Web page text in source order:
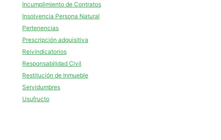
Incumplimiento de Contratos
Insolvencia Persona Natural
Pertenencias
Prescripción adquisitiva
Reivindicatorios
Responsabilidad Civil
Restitución de Inmueble
Servidumbres
Usufructo